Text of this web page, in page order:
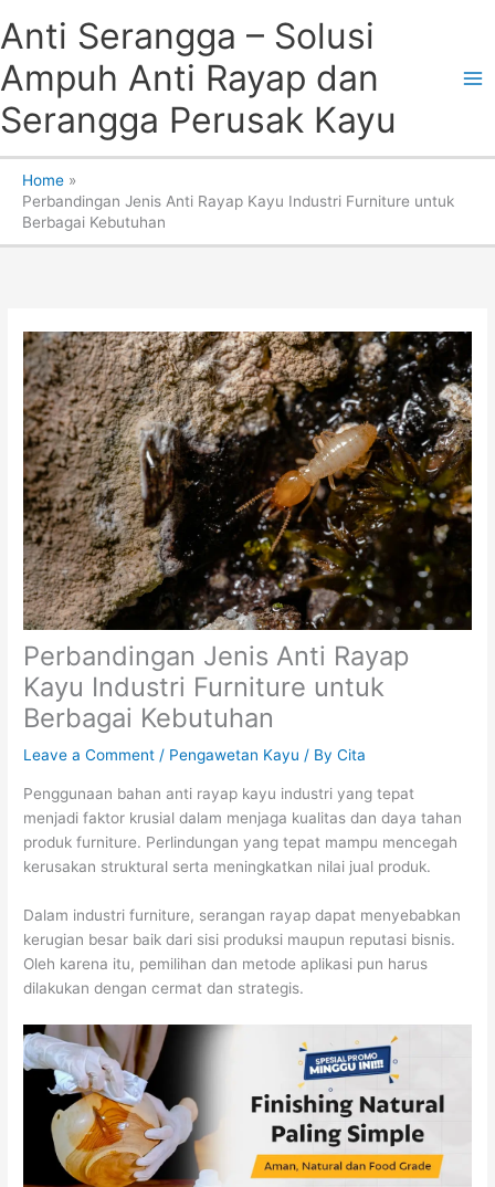
to
Anti Serangga – Solusi
Ampuh Anti Rayap dan
Serangga Perusak Kayu
Home
Perbandingan Jenis Anti Rayap Kayu Industri Furniture untuk
Berbagai Kebutuhan
Perbandingan Jenis Anti Rayap
Kayu Industri Furniture untuk
Berbagai Kebutuhan
Leave a Comment / Pengawetan Kayu / ByCita
Penggunaan bahan anti rayap kayu industri yang tepat
menjadi faktor krusial dalam menjaga kualitas dan daya tahan
produk furniture. Perlindungan yang tepat mampu mencegah
kerusakan struktural serta meningkatkan nilai jual produk.
Dalam industri furniture, serangan rayap dapat menyebabkan
kerugian besar baik dari sisi produksi maupun reputasi bisnis.
Oleh karena itu, pemilihan dan metode aplikasi pun harus
dilakukan dengan cermat dan strategis.